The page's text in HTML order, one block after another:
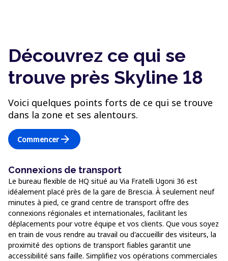
Découvrez ce qui se
trouve près Skyline 18
Voici quelques points forts de ce qui se trouve
dans la zone et ses alentours.
Commencerarrow_forward
Connexions de transport
Le bureau flexible de HQ situé au Via Fratelli Ugoni 36 est
idéalement placé près de la gare de Brescia. À seulement neuf
minutes à pied, ce grand centre de transport offre des
connexions régionales et internationales, facilitant les
déplacements pour votre équipe et vos clients. Que vous soyez
en train de vous rendre au travail ou d'accueillir des visiteurs, la
proximité des options de transport fiables garantit une
accessibilité sans faille. Simplifiez vos opérations commerciales